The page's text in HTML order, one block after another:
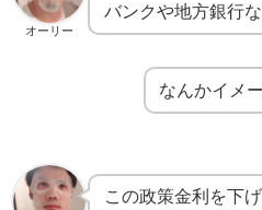
オーリー
バンクや地方銀行
なんかイメ
この政策金利を下